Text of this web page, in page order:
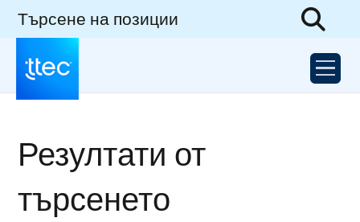
Търсене на позиции
Резултати от
търсенето